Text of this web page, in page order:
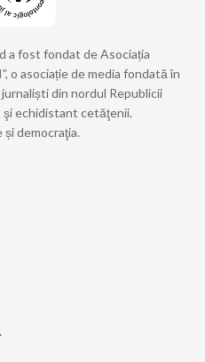
a fost fondat de Asociația
o asociație de media fondată în
din nordul Republicii
echidistant cetăţenii.
democraţia.